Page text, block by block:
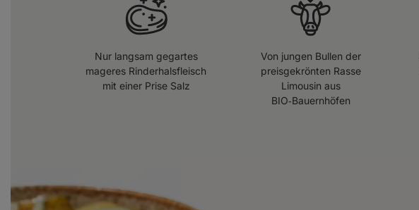
Nur langsam gegartes
mageres Rinderhalsfleisch
mit einer Prise Salz
Von jungen Bullen der
preisgekrönten Rasse
Limousin aus
BIO‑Bauernhöfen